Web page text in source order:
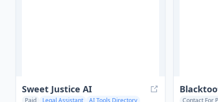
Sweet Justice AI
Paid Legal Assistant AI Tools Directory Contact For